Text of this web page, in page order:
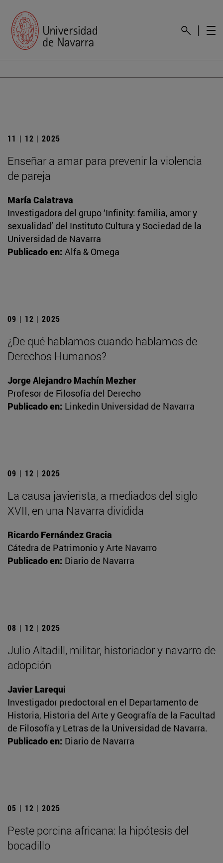
11 | 12 | 2025
Enseñar a amar para prevenir la violencia
de pareja
María Calatrava
Investigadora del grupo ‘Infinity: familia, amor y
sexualidad’ del Instituto Cultura y Sociedad de la
Universidad de Navarra
Publicado en: Alfa & Omega
09 | 12 | 2025
¿De qué hablamos cuando hablamos de
Derechos Humanos?
Jorge Alejandro Machín Mezher
Profesor de Filosofía del Derecho
Publicado en: Linkedin Universidad de Navarra
09 | 12 | 2025
La causa javierista, a mediados del siglo
XVII, en una Navarra dividida
Ricardo Fernández Gracia
Cátedra de Patrimonio y Arte Navarro
Publicado en: Diario de Navarra
08 | 12 | 2025
Julio Altadill, militar, historiador y navarro de
adopción
Javier Larequi
Investigador predoctoral en el Departamento de
Historia, Historia del Arte y Geografía de la Facultad
de Filosofía y Letras de la Universidad de Navarra.
Publicado en: Diario de Navarra
05 | 12 | 2025
Peste porcina africana: la hipótesis del
bocadillo